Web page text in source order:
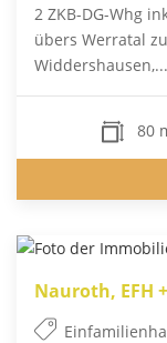
2 ZKB-DG-Whg
übers Werratal
Widdershausen,...
80
Nauroth, EFH